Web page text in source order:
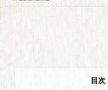
目次